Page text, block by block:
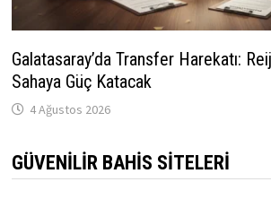
Galatasaray’da Transfer Harekatı:
Sahaya Güç Katacak
4 Ağustos 2026
GÜVENILIR BAHIS SITELERI